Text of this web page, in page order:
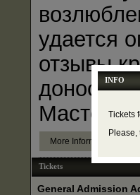
удается
отзывы
доносов,
Масте
...
More Information
Tickets
General Admission
INFO
Tickets
Please,